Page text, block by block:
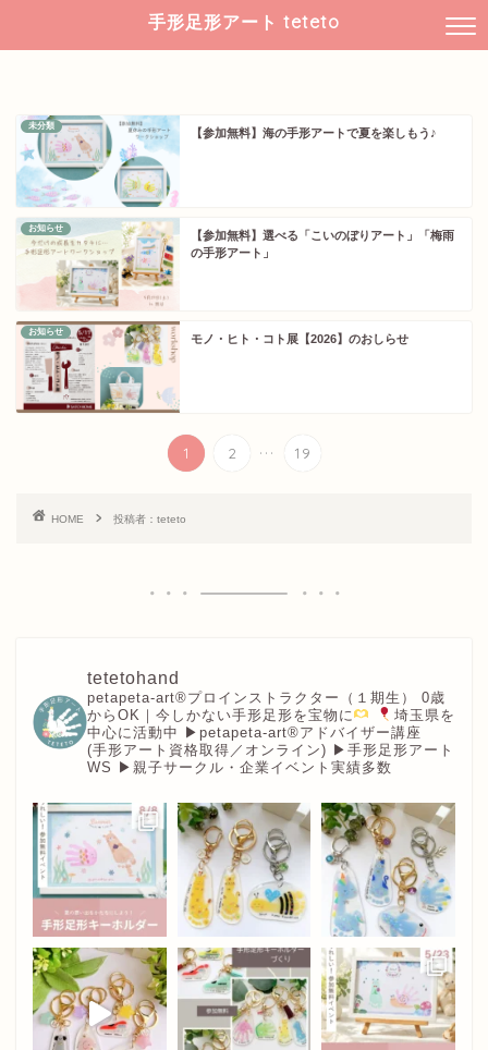
手形足形アート teteto
未分類
【参加無料】海の手形アートで夏を楽しもう♪
お知らせ
【参加無料】選べる「こいのぼりアート」「梅雨
の手形アート」
お知らせ
モノ・ヒト・コト展【2026】のおしらせ
1 2 ... 19
HOME 投稿者：teteto
tetetohand
petapeta-art®︎プロインストラクター（１期生）
0歳
からOK｜今しかない手形足形を宝物に
埼玉県を
中心に活動中 ▶︎petapeta-art®アドバイザー講座
(手形アート資格取得／オンライン) ▶︎手形足形アート
WS ▶︎親子サークル・企業イベント実績多数